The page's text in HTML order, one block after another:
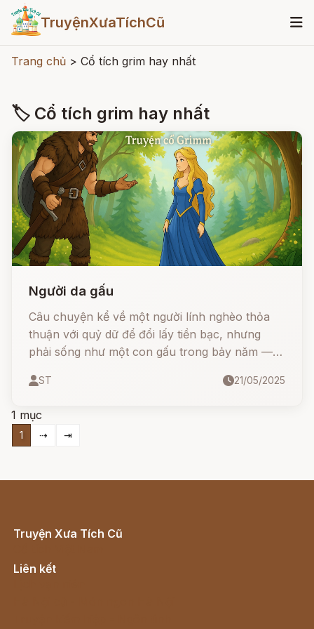
TruyệnXưaTíchCũ
Trang chủ > Cổ tích grim hay nhất
🏷 Cổ tích grim hay nhất
Người da gấu
Câu chuyện kể về một người lính nghèo thỏa
thuận với quỷ dữ để đổi lấy tiền bạc, nhưng
phải sống như một con gấu trong bảy năm —
Liệu anh có giữ được lời hứa? Và liệu tình yêu,
quái dị để chạm đến hạnh phúc?
ST 21/05/2025
1 mục
1 ⇢ ⇥
Truyện Xưa Tích Cũ
Liên kết